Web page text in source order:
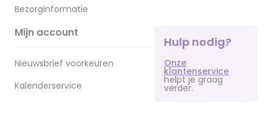
Bezorginformatie
Mijn account
Nieuwsbrief voorkeuren
Kalenderservice
Hulp nodig?
Onze
klantenservice
helpt je graag
verder.